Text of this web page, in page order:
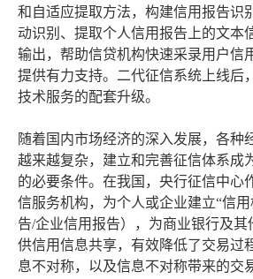
和自适应提取方法，构建信用报告识
动识别、提取个人信用报告上的文本
输出，帮助信贷机构快速采录用户信
提供有力支持。二代征信系统上线后
技术服务的配套升级。
随着国内市场经济的深入发展，各种
越来越复杂，建立和完善征信体系成
的必要条件。在我国，央行征信中心
信服务机构，为个人或企业建立“信
告/企业信用报告），为商业银行及其
供信用信息共享，有效降低了交易过
息不对称，以及信息不对称带来的交